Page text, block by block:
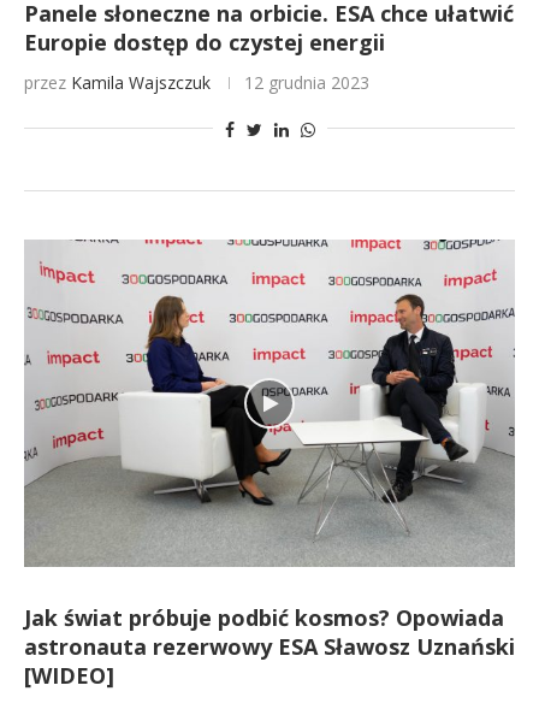
Panele słoneczne na orbicie. ESA chce ułatwić
Europie dostęp do czystej energii
przez Kamila Wajszczuk 12 grudnia 2023
Jak świat próbuje podbić kosmos? Opowiada
astronauta rezerwowy ESA Sławosz Uznański
[WIDEO]